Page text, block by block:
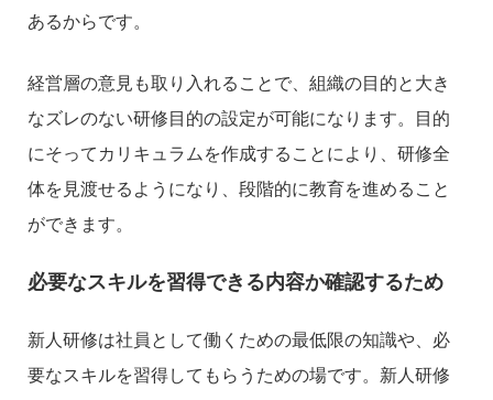
あるからです。
経営層の意見も取り入れることで、組織の目的と大き
なズレのない研修目的の設定が可能になります。目的
にそってカリキュラムを作成することにより、研修全
体を見渡せるようになり、段階的に教育を進めること
ができます。
必要なスキルを習得できる内容か確認するため
新人研修は社員として働くための最低限の知識や、必
要なスキルを習得してもらうための場です。新人研修